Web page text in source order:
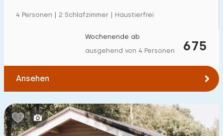
4 Personen | 2 Schlafzimmer | Haustierfrei
675
Wochenende ab
ausgehend von 4 Personen
Ansehen